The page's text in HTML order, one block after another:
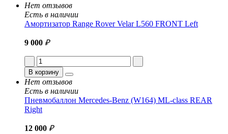
Нет отзывов
Есть в наличии
Амортизатор Range Rover Velar L560 FRONT Left
9 000 ₽
В корзину
Нет отзывов
Есть в наличии
Пневмобаллон Mercedes-Benz (W164) ML-class REAR
Right
12 000 ₽